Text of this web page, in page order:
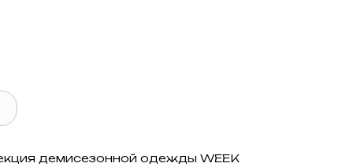
демисезонной одежды WEEK